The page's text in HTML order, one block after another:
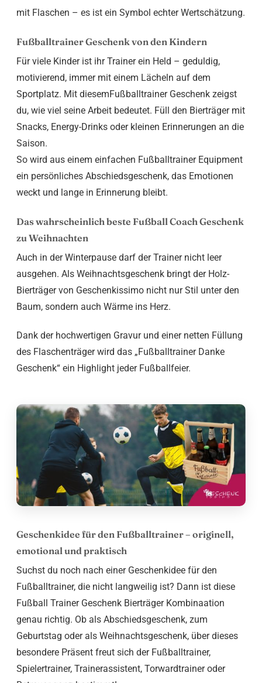
mit Flaschen – es ist ein Symbol echter Wertschätzung.
Fußballtrainer Geschenk von den Kindern
Für viele Kinder ist ihr Trainer ein Held – geduldig,
motivierend, immer mit einem Lächeln auf dem
Sportplatz. Mit diesemFußballtrainer Geschenk zeigst
du, wie viel seine Arbeit bedeutet. Füll den Bierträger mit
Snacks, Energy-Drinks oder kleinen Erinnerungen an die
Saison.
So wird aus einem einfachen Fußballtrainer Equipment
ein persönliches Abschiedsgeschenk, das Emotionen
weckt und lange in Erinnerung bleibt.
Das wahrscheinlich beste Fußball Coach Geschenk
zu Weihnachten
Auch in der Winterpause darf der Trainer nicht leer
ausgehen. Als Weihnachtsgeschenk bringt der Holz-
Bierträger von Geschenkissimo nicht nur Stil unter den
Baum, sondern auch Wärme ins Herz.
Dank der hochwertigen Gravur und einer netten Füllung
des Flaschenträger wird das „Fußballtrainer Danke
Geschenk“ ein Highlight jeder Fußballfeier.
Geschenkidee für den Fußballtrainer – originell,
emotional und praktisch
Suchst du noch nach einer Geschenkidee für den
Fußballtrainer, die nicht langweilig ist? Dann ist diese
Fußball Trainer Geschenk Bierträger Kombinaation
genau richtig. Ob als Abschiedsgeschenk, zum
Geburtstag oder als Weihnachtsgeschenk, über dieses
besondere Präsent freut sich der Fußballtrainer,
Spielertrainer, Trainerassistent, Torwardtrainer oder